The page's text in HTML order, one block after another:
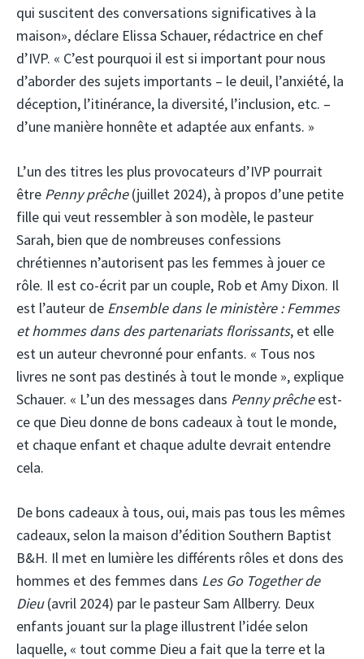
qui suscitent des conversations significatives à la
maison», déclare Elissa Schauer, rédactrice en chef
d’IVP. « C’est pourquoi il est si important pour nous
d’aborder des sujets importants – le deuil, l’anxiété, la
déception, l’itinérance, la diversité, l’inclusion, etc. –
d’une manière honnête et adaptée aux enfants. »
L’un des titres les plus provocateurs d’IVP pourrait
être Penny prêche(juillet 2024), à propos d’une petite
fille qui veut ressembler à son modèle, le pasteur
Sarah, bien que de nombreuses confessions
chrétiennes n’autorisent pas les femmes à jouer ce
rôle. Il est co-écrit par un couple, Rob et Amy Dixon. Il
est l’auteur de Ensemble dans le ministère : Femmes
et hommes dans des partenariats florissants, et elle
est un auteur chevronné pour enfants. « Tous nos
livres ne sont pas destinés à tout le monde », explique
Schauer. « L’un des messages dans Penny prêcheest-
ce que Dieu donne de bons cadeaux à tout le monde,
et chaque enfant et chaque adulte devrait entendre
cela.
De bons cadeaux à tous, oui, mais pas tous les mêmes
cadeaux, selon la maison d’édition Southern Baptist
B&H. Il met en lumière les différents rôles et dons des
hommes et des femmes dans Les Go Together de
Dieu(avril 2024) par le pasteur Sam Allberry. Deux
enfants jouant sur la plage illustrent l’idée selon
laquelle, « tout comme Dieu a fait que la terre et la